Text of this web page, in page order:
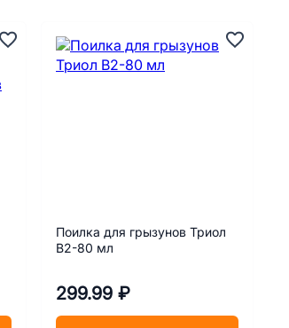
Поилка для грызунов Триол
B2-80 мл
299.99 ₽